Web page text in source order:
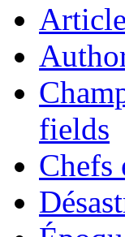
fields
Chefs